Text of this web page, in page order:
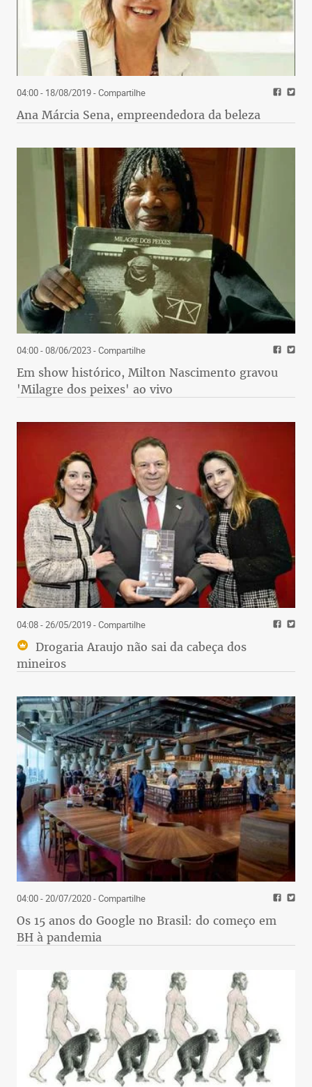
04:00 - 18/08/2019- Compartilhe
Ana Márcia Sena, empreendedora da beleza
04:00 - 08/06/2023- Compartilhe
Em show histórico, Milton Nascimento gravou
'Milagre dos peixes' ao vivo
04:08 - 26/05/2019- Compartilhe
Drogaria Araujo não sai da cabeça dos
mineiros
04:00 - 20/07/2020- Compartilhe
Os 15 anos do Google no Brasil: do começo em
BH à pandemia